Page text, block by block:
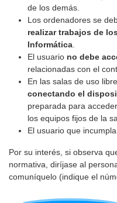
de los demás.
Los ordenadores se
realizar trabajos de
Informática
El usuario no debe
relacionadas con el
En las salas de uso
conectando el
preparada para
los equipos fijos de la
El usuario que
Por su interés, si observa
normativa, diríjase al
comuníquelo (indique el